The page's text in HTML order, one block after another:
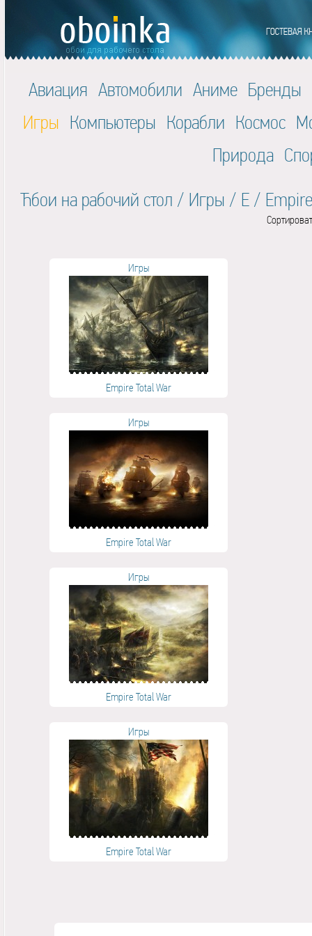
Авиация Автомобили Аниме Бренды
Игры Компьютеры Корабли Космос
Природа
Ћбои на рабочий стол / Игры / E /
Игры
Empire Total War
Игры
Empire Total War
Игры
Empire Total War
Игры
Empire Total War